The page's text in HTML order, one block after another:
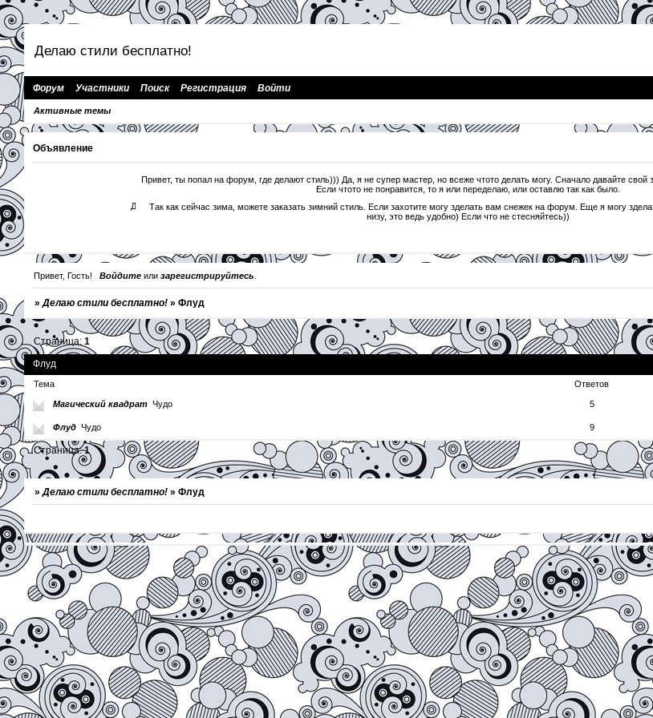
Делаю стили бесплатно!
Форум Участники Поиск Регистрация Войти
Активные темы
Объявление
Добро пожаловать на форум чудо))
Привет, ты попал на форум, где делают стиль))) Да, я не супер мастер, но всеже чтото делать могу. Сначало давайте свой
Если чтото не понравится, то я или переделаю, или оставлю так как было.
Так как сейчас зима, можете заказать зимний стиль. Если захотите могу зделать вам снежек на форум. Еще я могу
низу, это ведь удобно) Если что не стесняйтесь))
Привет, Гость! Войдитеили зарегистрируйтесь
»Делаю стили бесплатно! »Флуд
Флуд
Страница:1
Тема Ответов
Магический квадрат Чудо 5
Флуд Чудо 9
Страница:1
»Делаю стили бесплатно! »Флуд